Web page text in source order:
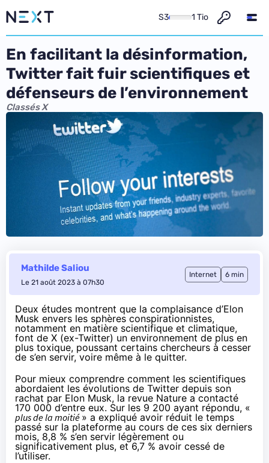
S3 1 Tio
En facilitant la désinformation,
Twitter fait fuir scientifiques et
défenseurs de l’environnement
Classés X
Mathilde Saliou
Le 21 août 2023 à 07h30
Internet 6 min
Deux études montrent que la complaisance d’Elon
Musk envers les sphères conspirationnistes,
notamment en matière scientifique et climatique,
font de X (ex-Twitter) un environnement de plus en
plus toxique, poussant certains chercheurs à cesser
de s’en servir, voire même à le quitter.
Pour mieux comprendre comment les scientifiques
abordaient les évolutions de Twitter depuis son
rachat par Elon Musk, la revue Nature a contacté
170 000 d’entre eux. Sur les 9 200 ayant répondu, «
plus de la moitié » a expliqué avoir réduit le temps
passé sur la plateforme au cours de ces six derniers
mois, 8,8 % s’en servir légèrement ou
significativement plus, et 6,7 % avoir cessé de
l’utiliser.